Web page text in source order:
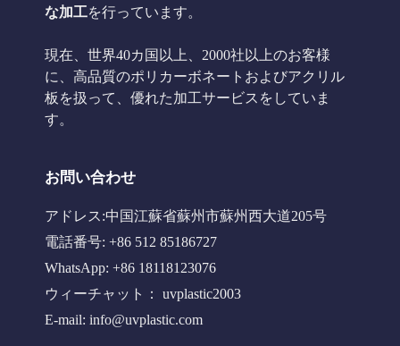
な加工を行っています。
現在、世界40カ国以上、2000社以上のお客様
に、高品質のポリカーボネートおよびアクリル
板を扱って、優れた加工サービスをしていま
す。
お問い合わせ
アドレス:中国江蘇省蘇州市蘇州西大道205号
電話番号: +86 512 85186727
WhatsApp: +86 18118123076
ウィーチャット： uvplastic2003
E-mail: info@uvplastic.com